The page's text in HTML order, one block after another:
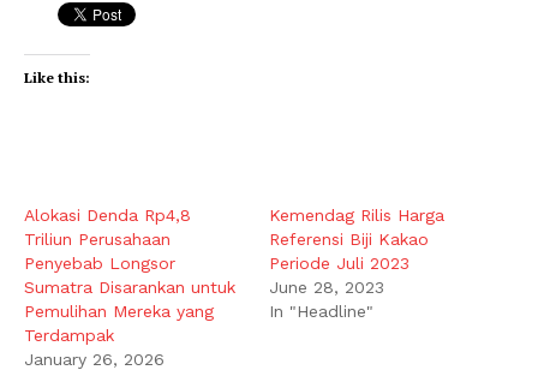
Like this:
Alokasi Denda Rp4,8
Triliun Perusahaan
Penyebab Longsor
Sumatra Disarankan untuk
Pemulihan Mereka yang
Terdampak
January 26, 2026
Kemendag Rilis Harga
Referensi Biji Kakao
Periode Juli 2023
June 28, 2023
In "Headline"